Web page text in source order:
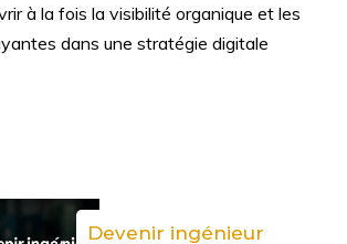
à la fois la visibilité organique et les
dans une stratégie digitale
Devenir ingénieur